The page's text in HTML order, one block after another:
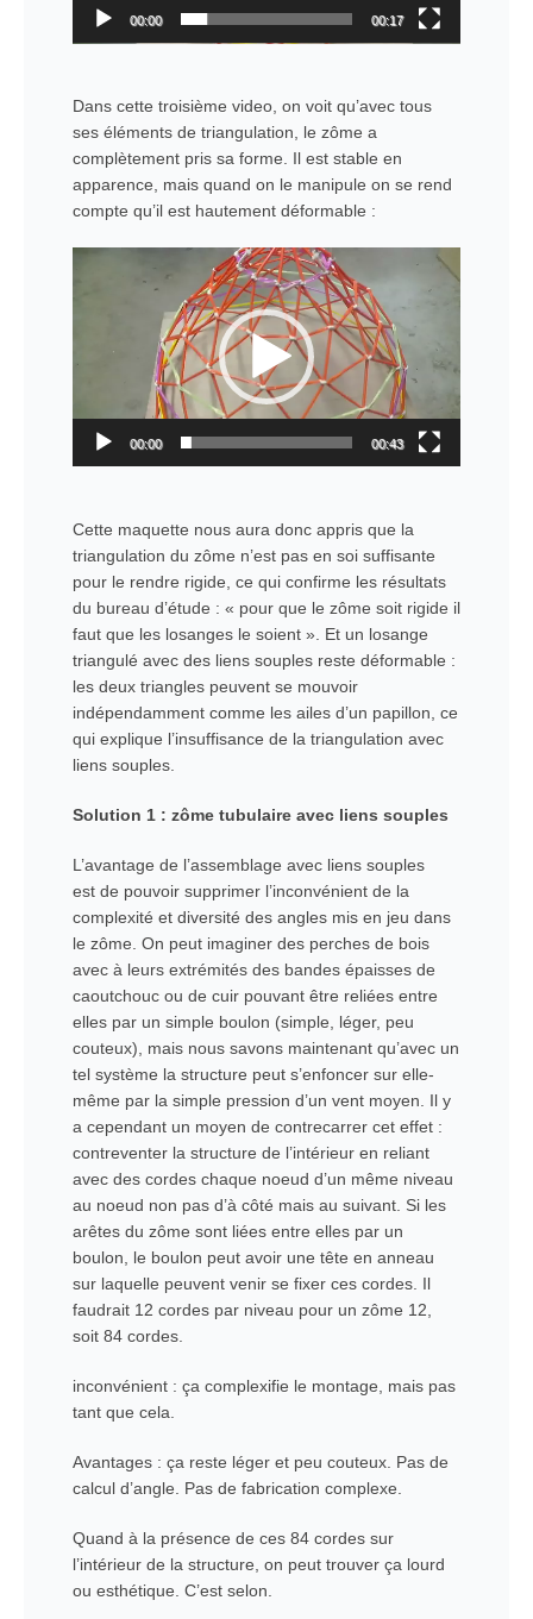
00:00 00:17
Dans cette troisième video, on voit qu’avec tous
ses éléments de triangulation, le zôme a
complètement pris sa forme. Il est stable en
apparence, mais quand on le manipule on se rend
compte qu’il est hautement déformable :
00:00 00:43
Cette maquette nous aura donc appris que la
triangulation du zôme n’est pas en soi suffisante
pour le rendre rigide, ce qui confirme les résultats
du bureau d’étude : « pour que le zôme soit rigide il
faut que les losanges le soient ». Et un losange
triangulé avec des liens souples reste déformable :
les deux triangles peuvent se mouvoir
indépendamment comme les ailes d’un papillon, ce
qui explique l’insuffisance de la triangulation avec
liens souples.
Solution 1 : zôme tubulaire avec liens souples
L’avantage de l’assemblage avec liens souples
est de pouvoir supprimer l’inconvénient de la
complexité et diversité des angles mis en jeu dans
le zôme. On peut imaginer des perches de bois
avec à leurs extrémités des bandes épaisses de
caoutchouc ou de cuir pouvant être reliées entre
elles par un simple boulon (simple, léger, peu
couteux), mais nous savons maintenant qu’avec un
tel système la structure peut s’enfoncer sur elle-
même par la simple pression d’un vent moyen. Il y
a cependant un moyen de contrecarrer cet effet :
contreventer la structure de l’intérieur en reliant
avec des cordes chaque noeud d’un même niveau
au noeud non pas d’à côté mais au suivant. Si les
arêtes du zôme sont liées entre elles par un
boulon, le boulon peut avoir une tête en anneau
sur laquelle peuvent venir se fixer ces cordes. Il
faudrait 12 cordes par niveau pour un zôme 12,
soit 84 cordes.
inconvénient : ça complexifie le montage, mais pas
tant que cela.
Avantages : ça reste léger et peu couteux. Pas de
calcul d’angle. Pas de fabrication complexe.
Quand à la présence de ces 84 cordes sur
l’intérieur de la structure, on peut trouver ça lourd
ou esthétique. C’est selon.